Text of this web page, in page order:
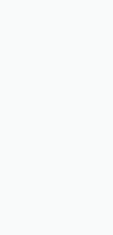
ist
man sie
die
allem im
bekannte
solche
erneut